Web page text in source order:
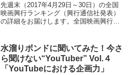
先週末（2017年4月29日～30日）の全国
映画興行ランキング（興行通信社発表）
の詳細をお届けします。全国映画興行ラ
（ラブレター）』3位（NEW）『ワイル
ド・スピード Ｉ...
水溜りボンドに聞いてみた！今さ
ら聞けない“YouTuber” Vol.４
「YouTubeにおける企画力」